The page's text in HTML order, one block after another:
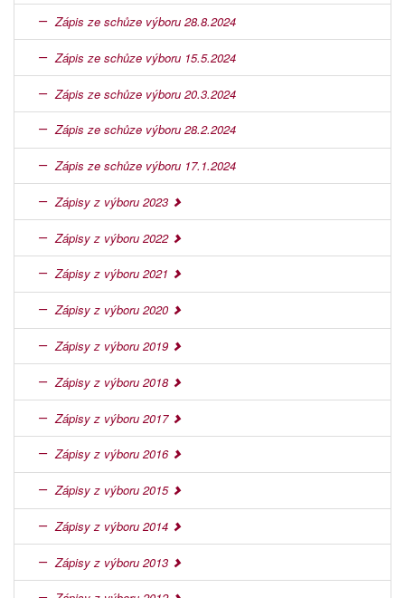
Zápis ze schůze výboru 28.8.2024
Zápis ze schůze výboru 15.5.2024
Zápis ze schůze výboru 20.3.2024
Zápis ze schůze výboru 28.2.2024
Zápis ze schůze výboru 17.1.2024
Zápisy z výboru 2023
Zápisy z výboru 2022
Zápisy z výboru 2021
Zápisy z výboru 2020
Zápisy z výboru 2019
Zápisy z výboru 2018
Zápisy z výboru 2017
Zápisy z výboru 2016
Zápisy z výboru 2015
Zápisy z výboru 2014
Zápisy z výboru 2013